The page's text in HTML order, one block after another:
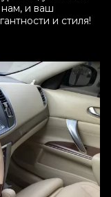
и ваш
и стиля!